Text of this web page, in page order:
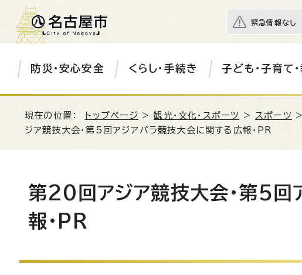
緊急情報なし
防災・安心安全 くらし・手続き 子ども・子育て
現在の位置： トップページ >観光・文化・スポーツ > スポーツ
ジア競技大会・第5回アジアパラ競技大会に関する広報・PR
第20回アジア競技大会・第5回
報・PR